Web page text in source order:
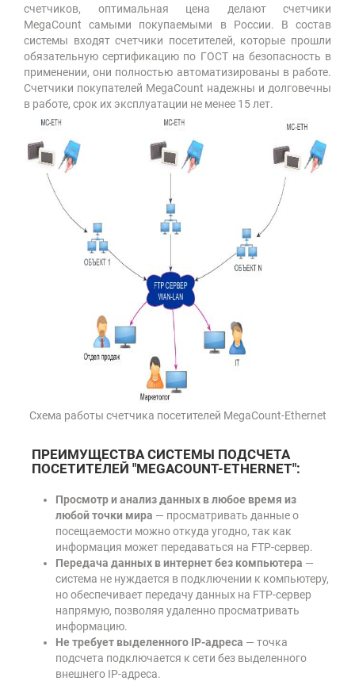
счетчиков, оптимальная цена делают счетчики
MegaCount самыми покупаемыми в России. В состав
системы входят счетчики посетителей, которые прошли
обязательную сертификацию по ГОСТ на безопасность в
применении, они полностью автоматизированы в работе.
Счетчики покупателей MegaCount надежны и долговечны
в работе, срок их эксплуатации не менее 15 лет.
Схема работы счетчика посетителей MegaCount-Ethernet
ПРЕИМУЩЕСТВА СИСТЕМЫ ПОДСЧЕТА
ПОСЕТИТЕЛЕЙ "MEGACOUNT-ETHERNET":
Просмотр и анализ данных в любое время из
любой точки мира — просматривать данные о
посещаемости можно откуда угодно, так как
информация может передаваться на FTP-сервер.
Передача данных в интернет без компьютера —
система не нуждается в подключении к компьютеру,
но обеспечивает передачу данных на FTP-сервер
напрямую, позволяя удаленно просматривать
информацию.
Не требует выделенного IP-адреса — точка
подсчета подключается к сети без выделенного
внешнего IP-адреса.